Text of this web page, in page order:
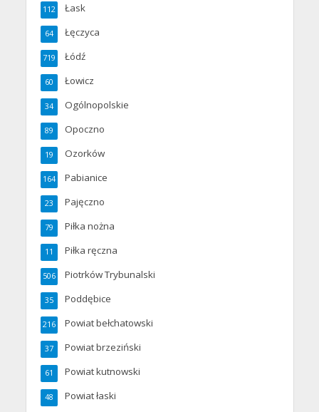
Łask
112
Łęczyca
64
Łódź
719
Łowicz
60
Ogólnopolskie
34
Opoczno
89
Ozorków
19
Pabianice
164
Pajęczno
23
Piłka nożna
79
Piłka ręczna
11
Piotrków Trybunalski
506
Poddębice
35
Powiat bełchatowski
216
Powiat brzeziński
37
Powiat kutnowski
61
Powiat łaski
48